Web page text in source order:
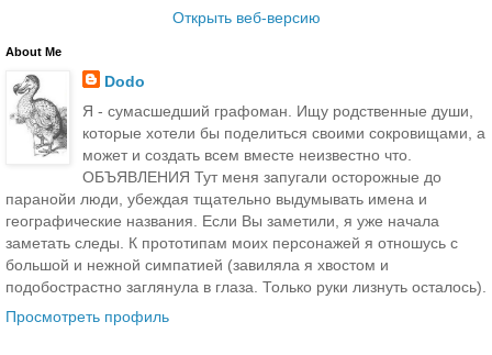
Открыть веб-версию
About Me
Dodo
Я - сумасшедший графоман. Ищу родственные души,
которые хотели бы поделиться своими сокровищами, а
может и создать всем вместе неизвестно что.
ОБЪЯВЛЕНИЯ Тут меня запугали осторожные до
паранойи люди, убеждая тщательно выдумывать имена и
географические названия. Если Вы заметили, я уже начала
заметать следы. К прототипам моих персонажей я отношусь с
большой и нежной симпатией (завиляла я хвостом и
подобострастно заглянула в глаза. Только руки лизнуть осталось).
Просмотреть профиль